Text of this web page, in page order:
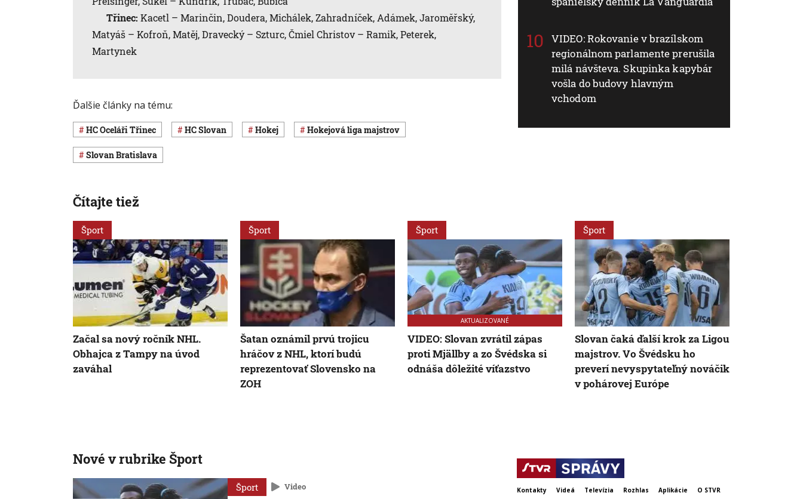
Třinec: Kacetl – Marinčin, Doudera, Michálek, Zahradníček, Adámek, Jaroměřský,
Matyáš – Kofroň, Matěj, Dravecký – Szturc, Čmiel Christov – Ramik, Peterek,
Martynek
Ďalšie články na tému:
HC Oceláři Třinec HC Slovan Hokej hokejová liga majstrov
Slovan Bratislava
VIDEO: Rokovanie v brazílskom
regionálnom parlamente prerušila
milá návšteva. Skupinka kapybár
vošla do budovy hlavným
vchodom
Čítajte tiež
Šport
Začal sa nový ročník NHL.
Obhajca z Tampy na úvod
zaváhal
Šport
Šatan oznámil prvú trojicu
hráčov z NHL, ktorí budú
reprezentovať Slovensko na
ZOH
Šport
AKTUALIZOVANÉ
VIDEO: Slovan zvrátil zápas
proti Mjällby a zo Švédska si
odnáša dôležité víťazstvo
Šport
Slovan čaká ďalší krok za Ligou
majstrov. Vo Švédsku ho
preverí nevyspytateľný nováčik
v pohárovej Európe
Nové v rubrike Šport
Šport Video Kontakty Videá Televízia Rozhlas Aplikácie O STVR